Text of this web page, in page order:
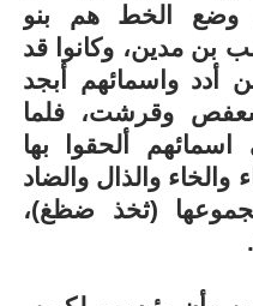
وضع الخط هم بنو
بن مدين، وكانوا قد
أدد واسمائهم أبجد
وقرشت، فلما
ألحقوا بها
والذال والضاد
(ثخذ ضظغ)،